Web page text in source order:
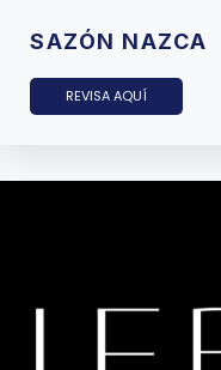
SAZÓN NAZCA
REVISA AQUÍ